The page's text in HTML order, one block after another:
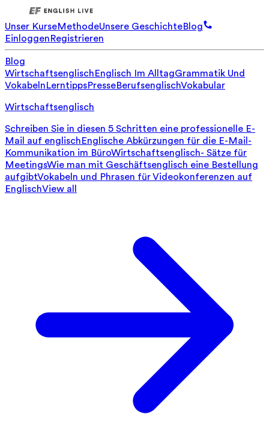
Unser KurseMethodeUnsere GeschichteBlog
EinloggenRegistrieren
Blog
WirtschaftsenglischEnglisch Im AlltagGrammatik Und
VokabelnLerntippsPresseBerufsenglischVokabular
Wirtschaftsenglisch
Schreiben Sie in diesen 5 Schritten eine professionelle E-
Mail auf englischEnglische Abkürzungen für die E-Mail-
Kommunikation im BüroWirtschaftsenglisch- Sätze für
MeetingsWie man mit Geschäftsenglisch eine Bestellung
aufgibtVokabeln und Phrasen für Videokonferenzen auf
EnglischView all